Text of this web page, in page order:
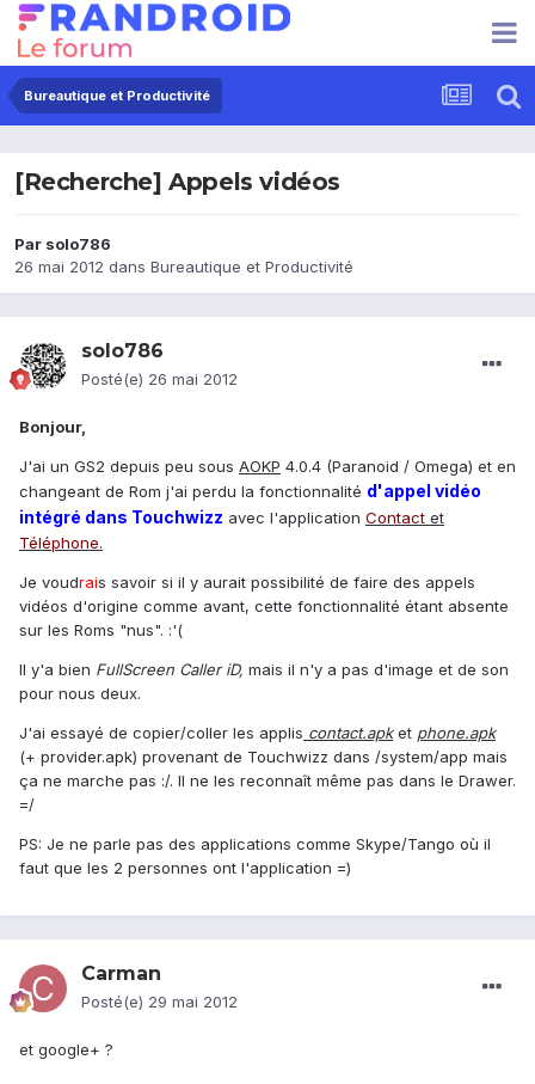
Bureautique et Productivité
[Recherche] Appels vidéos
Par solo786
26 mai 2012 dans Bureautique et Productivité
solo786
Posté(e) 26 mai 2012
Bonjour,
J'ai un GS2 depuis peu sous AOKP 4.0.4 (Paranoid / Omega) et en
changeant de Rom j'ai perdu la fonctionnalité d'appel vidéo
intégré dans Touchwizz avec l'application Contact et
Téléphone.
Je voudrais savoir si il y aurait possibilité de faire des appels
vidéos d'origine comme avant, cette fonctionnalité étant absente
sur les Roms "nus". :'(
Il y'a bien FullScreen Caller iD, mais il n'y a pas d'image et de son
pour nous deux.
J'ai essayé de copier/coller les applis contact.apket phone.apk
(+ provider.apk) provenant de Touchwizz dans /system/app mais
ça ne marche pas :/. Il ne les reconnaît même pas dans le Drawer.
=/
PS: Je ne parle pas des applications comme Skype/Tango où il
faut que les 2 personnes ont l'application =)
Carman
Posté(e) 29 mai 2012
et google+ ?